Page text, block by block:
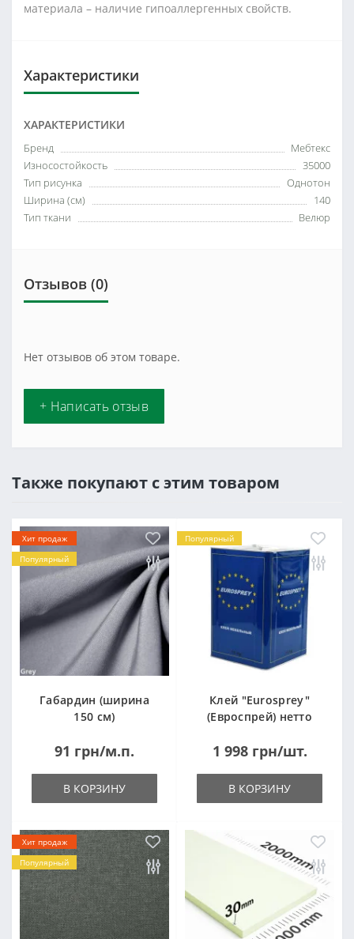
материала – наличие гипоаллергенных свойств.
Характеристики
ХАРАКТЕРИСТИКИ
Бренд
Мебтекс
Износостойкость
35000
Тип рисунка
Однотон
Ширина (см)
140
Тип ткани
Велюр
Отзывов (0)
Нет отзывов об этом товаре.
+ Написать отзыв
Также покупают с этим товаром
Хит продаж
Популярный
Габардин (ширина
150 см)
91 грн/м.п.
В КОРЗИНУ
Популярный
Клей "Eurosprey"
(Евроспрей) нетто
1 998 грн/шт.
В КОРЗИНУ
Хит продаж
Популярный